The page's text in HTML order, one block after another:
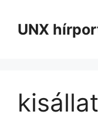
tartalomba
UNX
kisállat